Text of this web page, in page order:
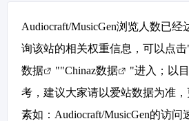
Audiocraft/MusicGen浏览人数已经
询该站的相关权重信息，可以点击
数据
""Chinaz数据
"进入；以
考，建议大家请以爱站数据为准
素如：Audiocraft/MusicGen的访